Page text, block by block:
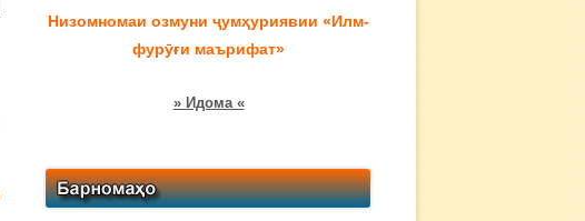
Низомномаи озмуни ҷумҳуриявии «Илм-
фурӯғи маърифат»
» Идома «